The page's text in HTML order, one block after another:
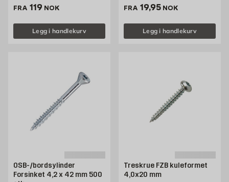
FRA Pris 119 NOK /stk
119 NOK
Legg i handlekurv
FRA Pris 19.95 NOK /stk
19,95 NOK
Legg i handlekurv
OSB-/bordsylinder
Forsinket 4,2 x 42 mm 500
Treskrue FZB kuleformet
4,0x20 mm